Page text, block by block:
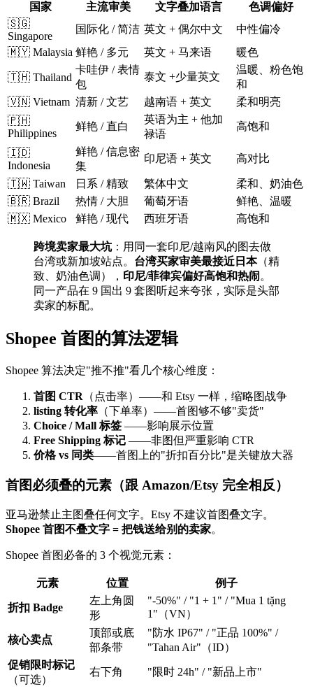
国家 主流审美 文字叠加语言
色调偏好
🇸🇬
Singapore
国际化 / 简洁 英文 + 偶尔中文
中性偏冷
🇲🇾 Malaysia 鲜艳 / 多元 英文 + 马来语 暖色
🇹🇭 Thailand
卡哇伊 / 表情
包
泰文 +少量英文
温暖、粉色饱
和
🇻🇳 Vietnam 清新 / 文艺 越南语 + 英文
柔和明亮
🇵🇭
Philippines
鲜艳 / 直白
英语为主 + 他加
禄语
高饱和
🇮🇩
Indonesia
鲜艳 / 信息密
集
印尼语 + 英文 高对比
🇹🇼 Taiwan 日系 / 精致 繁体中文
柔和、奶油色
🇧🇷 Brazil
热情 / 大胆 葡萄牙语
鲜艳、温暖
🇲🇽 Mexico
鲜艳 / 现代 西班牙语 高饱和
跨境卖家最大坑：用同一套印尼/越南风的图去做
台湾或新加坡站点。 台湾买家审美最接近日本（精
致、奶油色调）， 印尼/菲律宾偏好高饱和热闹 。
同一产品在 9 国出 9 套图听起来夸张，实际是头部
卖家的标配。
Shopee 首图的算法逻辑
Shopee 算法决定"推不推"看几个核心维度：
首图 CTR （点击率）——和 Etsy 一样，缩略图战争
listing 转化率 （下单率）——首图够不够"卖货"
Choice / Mall 标签 ——影响展示位置
Free Shipping 标记 ——非图但严重影响 CTR
价格 vs 同类——首图上的"折扣百分比"是关键放大器
首图必须叠的元素（跟 Amazon/Etsy 完全相反）
亚马逊禁止主图叠任何文字。Etsy 不建议首图叠文字。
Shopee 首图不叠文字 = 把钱送给别的卖家。
Shopee 首图必备的 3 个视觉元素：
元素 位置 例子
折扣 Badge
左上角圆
形
"-50%" / "1 + 1" / "Mua 1 tặng
1"（VN）
核心卖点
顶部或底
部条带
"防水 IP67" / "正品 100%" /
"Tahan Air"（ID）
促销限时标记
（可选）
右下角 "限时 24h" / "新品上市"